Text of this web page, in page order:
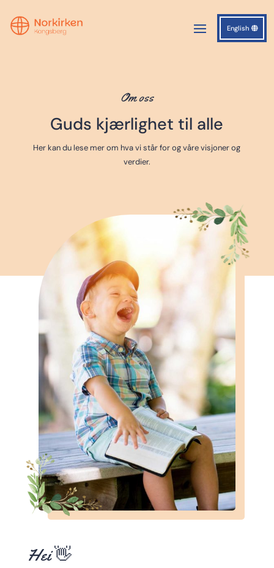
English
Om oss
Guds kjærlighet til alle
Her kan du lese mer om hva vi står for og våre visjoner og
verdier.
Hei 👋